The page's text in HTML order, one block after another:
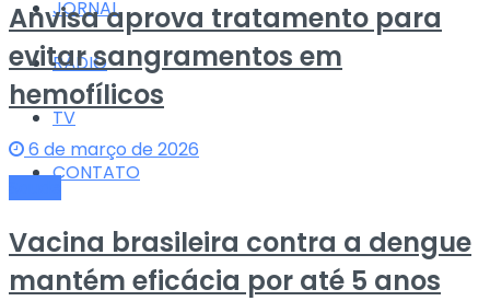
JORNAL
RÁDIO
TV
CONTATO
Anvisa aprova tratamento para
evitar sangramentos em
hemofílicos
6 de março de 2026
Vacina brasileira contra a dengue
mantém eficácia por até 5 anos